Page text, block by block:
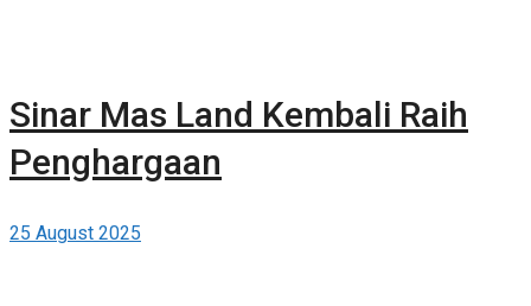
Sinar Mas Land Kembali Raih
Penghargaan
25 August 2025